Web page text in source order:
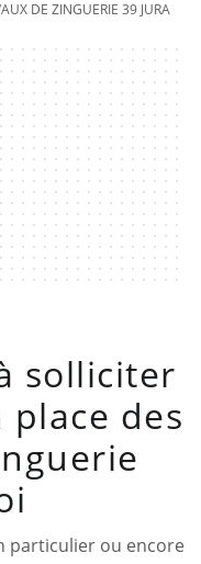
DE ZINGUERIE 39 JURA
solliciter
des
particulier ou encore